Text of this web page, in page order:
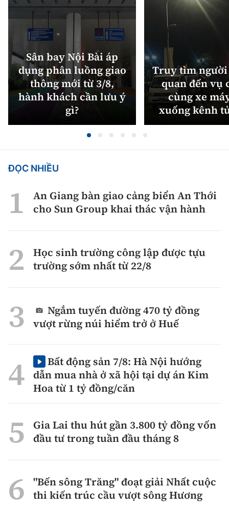
Sân bay Nội Bài áp
dụng phân luồng giao
thông mới từ 3/8,
hành khách cần lưu ý
gì?
Truy tìm
quan đến vụ
cùng xe
xuống kênh
ĐỌC NHIỀU
An Giang bàn giao cảng biển An Thới
cho Sun Group khai thác vận hành
Học sinh trường công lập được tựu
trường sớm nhất từ 22/8
Ngắm tuyến đường 470 tỷ đồng
vượt rừng núi hiểm trở ở Huế
Bất động sản 7/8: Hà Nội hướng
dẫn mua nhà ở xã hội tại dự án Kim
Hoa từ 1 tỷ đồng/căn
Gia Lai thu hút gần 3.800 tỷ đồng vốn
đầu tư trong tuần đầu tháng 8
"Bến sông Trăng" đoạt giải Nhất cuộc
thi kiến trúc cầu vượt sông Hương